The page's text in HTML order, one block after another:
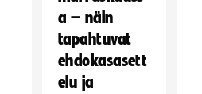
a – näin
tapahtuvat
ehdokasasett
elu ja